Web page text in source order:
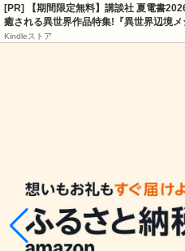
[PR] 【期間限定無料】講談社 夏電書
癒される異世界作品特集!『異世界辺境メ
Kindleストア